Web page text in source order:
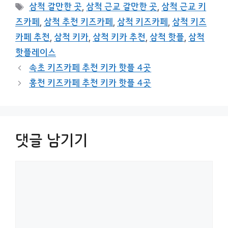
고
리
태
그
삼척 갈만한 곳, 삼척 근교 갈만한 곳, 삼척 근교 키
즈카페, 삼척 추천 키즈카페, 삼척 키즈카페, 삼척 키즈
카페 추천, 삼척 키카, 삼척 키카 추천, 삼척 핫플, 삼척
핫플레이스
속초 키즈카페 추천 키카 핫플 4곳
홍천 키즈카페 추천 키카 핫플 4곳
댓글 남기기